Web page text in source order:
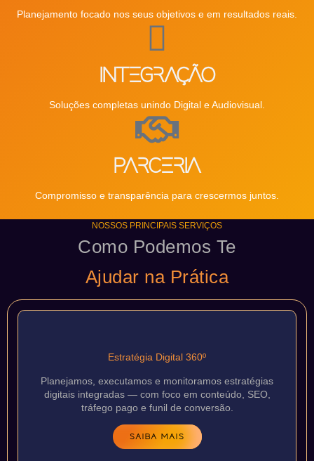
Planejamento focado nos seus objetivos e em resultados reais.
Integração
Soluções completas unindo Digital e Audiovisual.
Parceria
Compromisso e transparência para crescermos juntos.
NOSSOS PRINCIPAIS SERVIÇOS
Como Podemos Te
Ajudar na Prática
Estratégia Digital 360º
Planejamos, executamos e monitoramos estratégias
digitais integradas — com foco em conteúdo, SEO,
tráfego pago e funil de conversão.
SAIBA MAIS